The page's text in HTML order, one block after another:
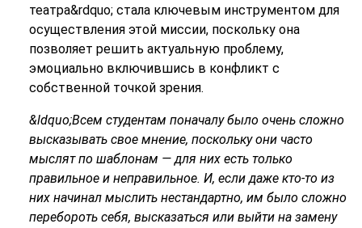
театра&rdquo; стала ключевым инструментом для
осуществления этой миссии, поскольку она
позволяет решить актуальную проблему,
эмоциально включившись в конфликт с
собственной точкой зрения.
&ldquo;Всем студентам поначалу было очень сложно
высказывать свое мнение, поскольку они часто
мыслят по шаблонам — для них есть только
правильное и неправильное. И, если даже кто-то из
них начинал мыслить нестандартно, им было сложно
перебороть себя, высказаться или выйти на замену